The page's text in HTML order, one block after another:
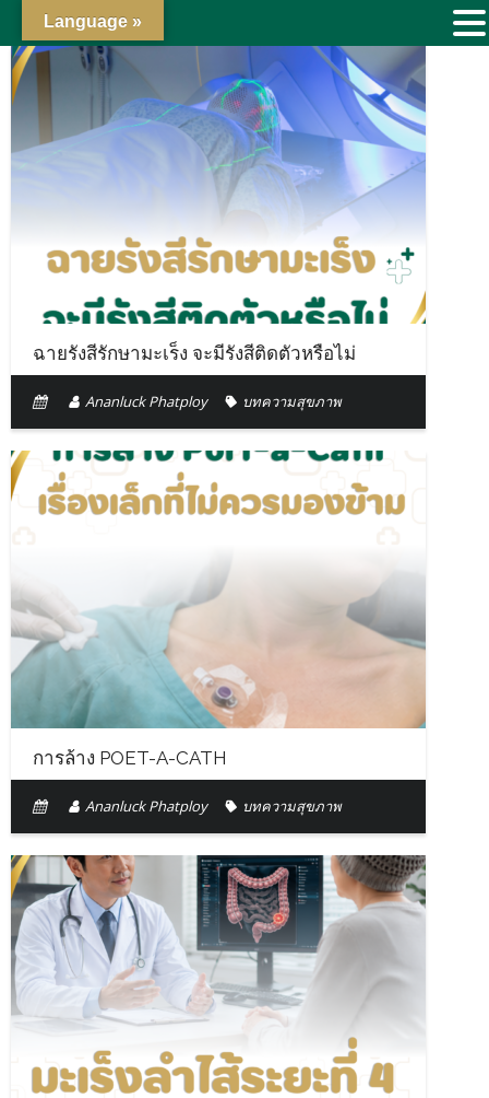
ฉายรังสีรักษามะเร็ง จะมีรังสีติดตัวหรือไม่
Ananluck Phatploy บทความสุขภาพ
การล้าง POET-A-CATH
Ananluck Phatploy บทความสุขภาพ
Language »